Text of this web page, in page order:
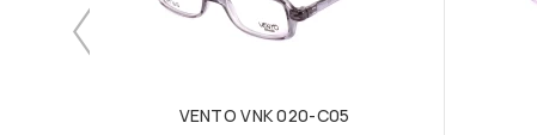
VENTO VNK 020-C05